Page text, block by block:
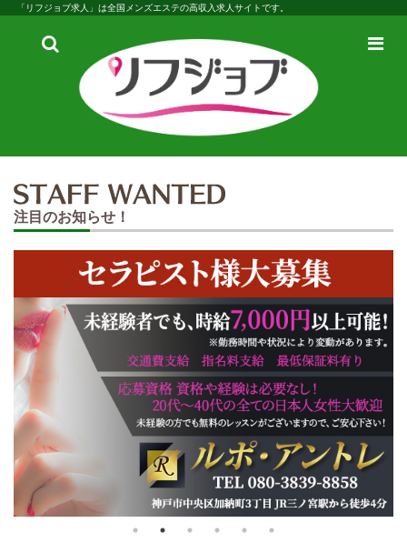
「リフジョブ求人」は全国メンズエステの高収入求人サイトです。
検
メ
注目のお知らせ！